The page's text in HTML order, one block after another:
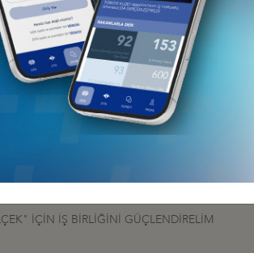
FIRSATLAR OLUŞTURUYOR”
İÇİN İŞ BİRLİĞİNİ GÜÇLENDİRELİM